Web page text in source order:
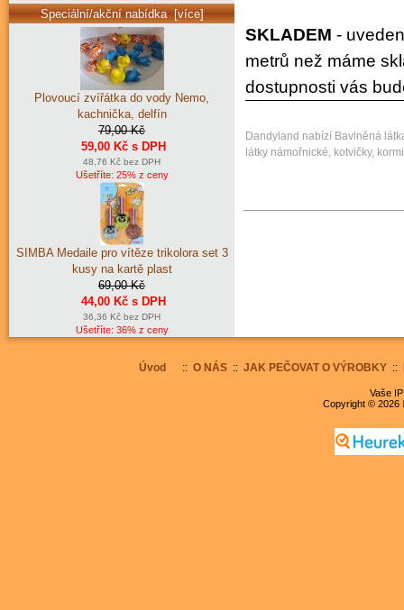
SKLADEM -
metrů než máme
dostupnosti vás
Dandyland nabízí Bavlněná
látky námořnické, kotvičky,
Speciální/akční nabídka [více]
Plovoucí zvířátka do vody Nemo,
kachnička, delfín
79,00 Kč
59,00 Kč s DPH
48,76 Kč bez DPH
Ušetříte: 25% z ceny
SIMBA Medaile pro vítěze trikolora set 3
kusy na kartě plast
69,00 Kč
44,00 Kč s DPH
36,36 Kč bez DPH
Ušetříte: 36% z ceny
Úvod :: O NÁS:: JAK PEČOVAT O VÝROBKY::
Vaše
Copyright © 2026